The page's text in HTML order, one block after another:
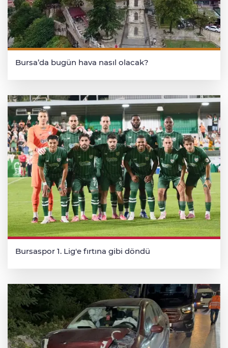
Bursa’da bugün hava nasıl olacak?
Bursaspor 1. Lig'e fırtına gibi döndü